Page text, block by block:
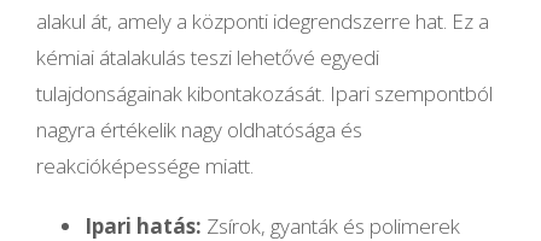
alakul át, amely a központi idegrendszerre hat. Ez a
kémiai átalakulás teszi lehetővé egyedi
tulajdonságainak kibontakozását. Ipari szempontból
nagyra értékelik nagy oldhatósága és
reakcióképessége miatt.
Ipari hatás: Zsírok, gyanták és polimerek